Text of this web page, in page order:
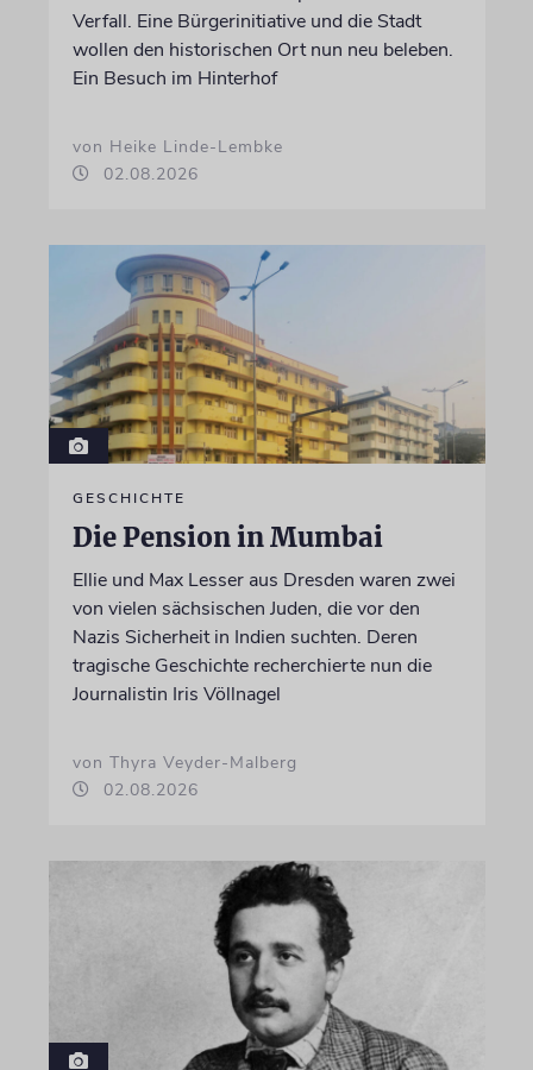
Verfall. Eine Bürgerinitiative und die Stadt
wollen den historischen Ort nun neu beleben.
Ein Besuch im Hinterhof
von Heike Linde-Lembke
02.08.2026
GESCHICHTE
Die Pension in Mumbai
Ellie und Max Lesser aus Dresden waren zwei
von vielen sächsischen Juden, die vor den
Nazis Sicherheit in Indien suchten. Deren
tragische Geschichte recherchierte nun die
Journalistin Iris Völlnagel
von Thyra Veyder-Malberg
02.08.2026